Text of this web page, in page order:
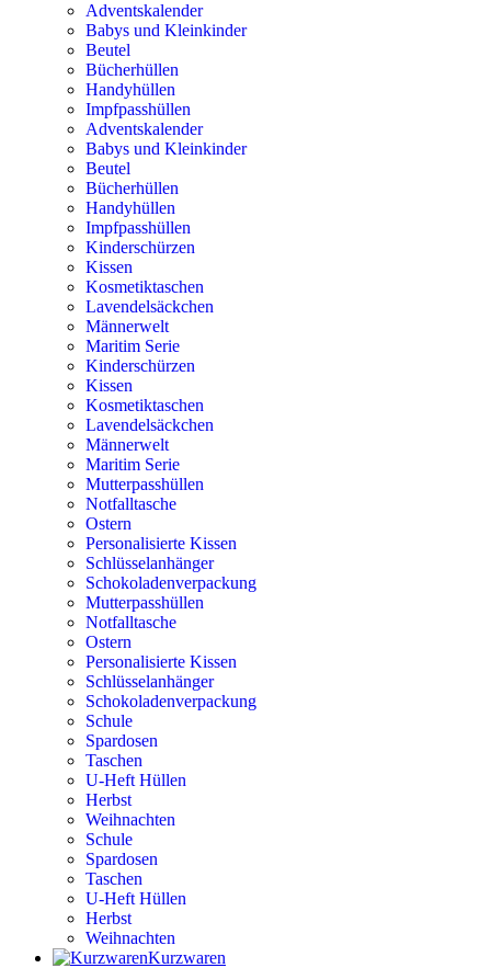
Adventskalender
Babys und Kleinkinder
Beutel
Bücherhüllen
Handyhüllen
Impfpasshüllen
Adventskalender
Babys und Kleinkinder
Beutel
Bücherhüllen
Handyhüllen
Impfpasshüllen
Kinderschürzen
Kissen
Kosmetiktaschen
Lavendelsäckchen
Männerwelt
Maritim Serie
Kinderschürzen
Kissen
Kosmetiktaschen
Lavendelsäckchen
Männerwelt
Maritim Serie
Mutterpasshüllen
Notfalltasche
Ostern
Personalisierte Kissen
Schlüsselanhänger
Schokoladenverpackung
Mutterpasshüllen
Notfalltasche
Ostern
Personalisierte Kissen
Schlüsselanhänger
Schokoladenverpackung
Schule
Spardosen
Taschen
U-Heft Hüllen
Herbst
Weihnachten
Schule
Spardosen
Taschen
U-Heft Hüllen
Herbst
Weihnachten
Kurzwaren